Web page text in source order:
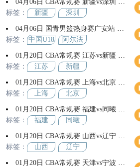
04月06日 CBA常规赛 新疆vs深圳 全场录像回放
标签：
新疆 深圳
04月06日 国青男篮热身赛广安站 中国U18男篮vs阿尔法学院 全场录像回放
标签： 中国U18
阿尔法
01月20日 CBA常规赛 江苏vs新疆 全场录像回放
标签：
江苏 新疆
01月20日 CBA常规赛 上海vs北京 全场录像回放
标签：
上海 北京
01月20日 CBA常规赛 福建vs同曦 全场录像回放
标签：
福建 同曦
01月20日 CBA常规赛 山西vs辽宁 全场录像回放
标签：
山西 辽宁
01月20日 CBA常规赛 天津vs宁波 全场录像回放